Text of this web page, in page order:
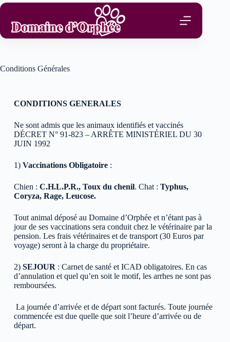
Conditions Générales
CONDITIONS GENERALES
Ne sont admis que les animaux identifiés et vaccinés
DÉCRET N° 91-823 – ARRÊTE MINISTÉRIEL DU 30
JUIN 1992
1) Vaccinations Obligatoire :
Chien : C.H.L.P.R., Toux du chenil. Chat : Typhus,
Coryza, Rage, Leucose.
Tout animal déposé au Domaine d’Orphée et n’étant pas à
jour de ses vaccinations sera conduit chez le vétérinaire par la
pension. Les frais vétérinaires et de transport (30 Euros par
voyage) seront à la charge du propriétaire.
2) SEJOUR : Carnet de santé et ICAD obligatoires. En cas
d’annulation et quel qu’en soit le motif, les arrhes ne sont pas
remboursées.
La journée d’arrivée et de départ sont facturés. Toute journée
commencée est due quelle que soit l’heure d’arrivée ou de
départ.